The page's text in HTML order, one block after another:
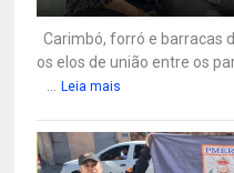
Carimbó, forró e barracas
os elos de união entre os
Leia mais